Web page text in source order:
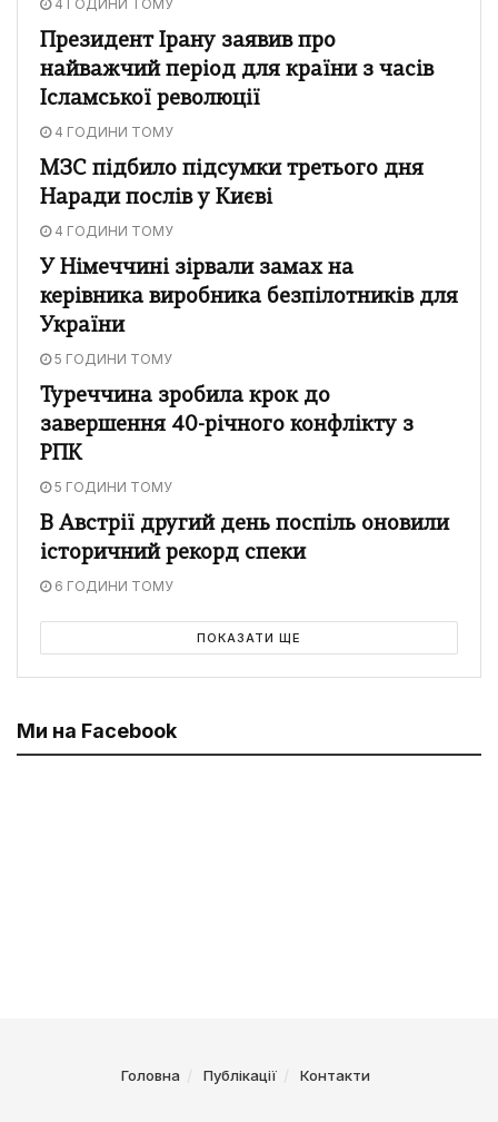
4 ГОДИНИ ТОМУ
Президент Ірану заявив про
найважчий період для країни з часів
Ісламської революції
4 ГОДИНИ ТОМУ
МЗС підбило підсумки третього дня
Наради послів у Києві
4 ГОДИНИ ТОМУ
У Німеччині зірвали замах на
керівника виробника безпілотників для
України
5 ГОДИНИ ТОМУ
Туреччина зробила крок до
завершення 40-річного конфлікту з
РПК
5 ГОДИНИ ТОМУ
В Австрії другий день поспіль оновили
історичний рекорд спеки
6 ГОДИНИ ТОМУ
ПОКАЗАТИ ЩЕ
Ми на Facebook
Головна Публікації Контакти